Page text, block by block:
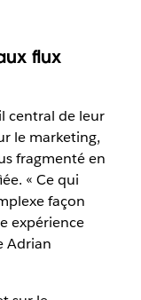
flux
central de leur
le marketing,
fragmenté en
« Ce qui
façon
expérience
Adrian